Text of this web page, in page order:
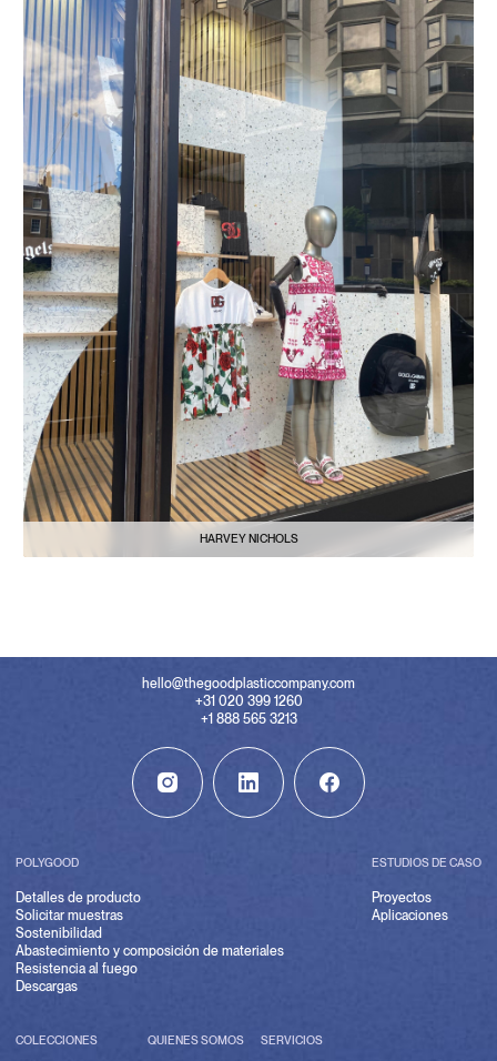
HARVEY NICHOLS
hello@thegoodplasticcompany.com
+31 020 399 1260
+1 888 565 3213
POLYGOOD
Detalles de producto
Solicitar muestras
Sostenibilidad
Abastecimiento y composición de materiales
Resistencia al fuego
Descargas
ESTUDIOS DE CASO
Proyectos
Aplicaciones
COLECCIONES QUIENES SOMOS SERVICIOS